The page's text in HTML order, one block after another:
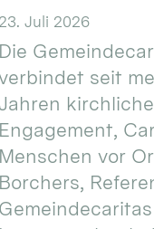
23. Juli 2026
Die
seit
Engagement,
Menschen vor
Borchers,